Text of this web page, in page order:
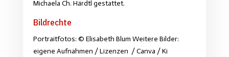
Michaela Ch. Härdtl gestattet.
Bildrechte
Portraitfotos: © Elisabeth Blum Weitere Bilder:
eigene Aufnahmen / Lizenzen / Canva / Ki